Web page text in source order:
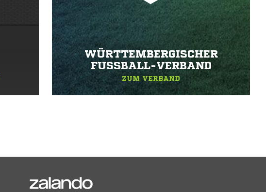
WÜRTTEMBERGISCHER
FUSSBALL-VERBAND
ZUM VERBAND